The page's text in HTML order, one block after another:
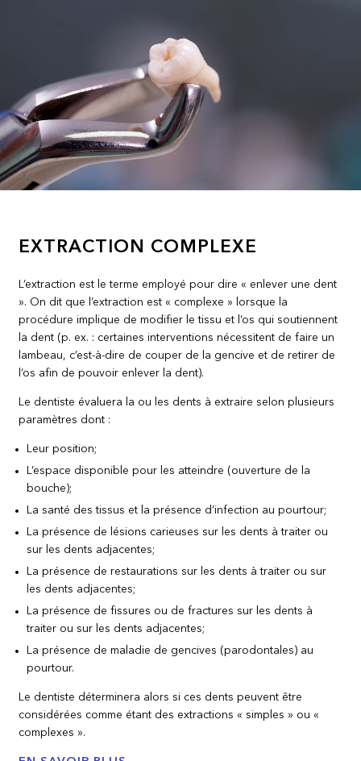
EXTRACTION COMPLEXE
L’extraction est le terme employé pour dire « enlever une dent
». On dit que l’extraction est « complexe » lorsque la
procédure implique de modifier le tissu et l’os qui soutiennent
la dent (p. ex. : certaines interventions nécessitent de faire un
lambeau, c’est-à-dire de couper de la gencive et de retirer de
l’os afin de pouvoir enlever la dent).
Le dentiste évaluera la ou les dents à extraire selon plusieurs
paramètres dont :
Leur position;
L’espace disponible pour les atteindre (ouverture de la
bouche);
La santé des tissus et la présence d’infection au pourtour;
La présence de lésions carieuses sur les dents à traiter ou
sur les dents adjacentes;
La présence de restaurations sur les dents à traiter ou sur
les dents adjacentes;
La présence de fissures ou de fractures sur les dents à
traiter ou sur les dents adjacentes;
La présence de maladie de gencives (parodontales) au
pourtour.
Le dentiste déterminera alors si ces dents peuvent être
considérées comme étant des extractions « simples » ou «
complexes ».